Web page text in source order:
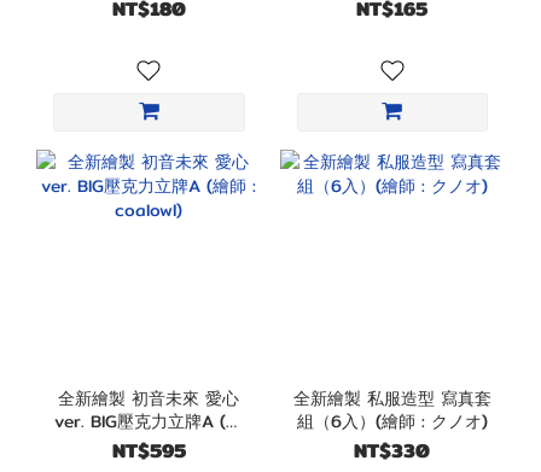
NT$180 NT$165
全新繪製 初音未來 愛心
ver. BIG壓克力立牌A (繪
師 : coalowl)
NT$595
全新繪製 私服造型 寫真套
組（6入）(繪師 : クノオ)
NT$330